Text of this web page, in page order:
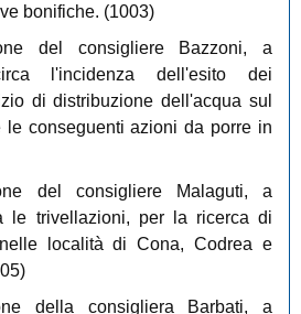
bonifiche. (1003)
del consigliere Bazzoni, a
l'incidenza dell'esito dei
di distribuzione dell'acqua sul
le conseguenti azioni da porre in
del consigliere Malaguti, a
le trivellazioni, per la ricerca di
località di Cona, Codrea e
della consigliera Barbati, a